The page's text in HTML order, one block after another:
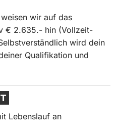
wir auf das
€ 2.635.- hin (Vollzeit-
wird dein
Qualifikation und
Lebenslauf an